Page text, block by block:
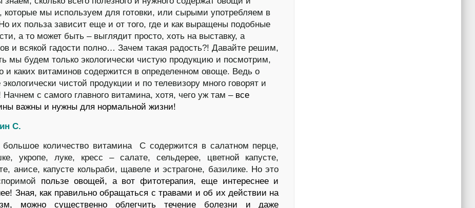
которые мы используем для готовки, или сырыми употребляем в
их польза зависит еще и от того, где и как выращены подобные
а то может быть – выглядит просто, хоть на выставку, а
и всякой гадости полно… Зачем такая радость?!Давайте решим,
мы будем только экологически чистую продукцию и посмотрим,
и каких витаминов содержится в определенном овоще. Ведь о
экологически чистой продукции и по телевизору много говорят и
с самого главного витамина, хотя, чего уж там –все
важны и нужны для нормальной жизни!
С.
количество витамина С содержится в салатном перце,
укропе, луке, кресс – салате, сельдерее, цветной капусте,
анисе, капусте кольраби, щавеле и эстрагоне, базилике. Но это
пользе овощей, а вот фитотерапия, еще интереснее и
Зная, как правильно обращаться с травами и об их действии на
можно существенно облегчить течение болезни и даже